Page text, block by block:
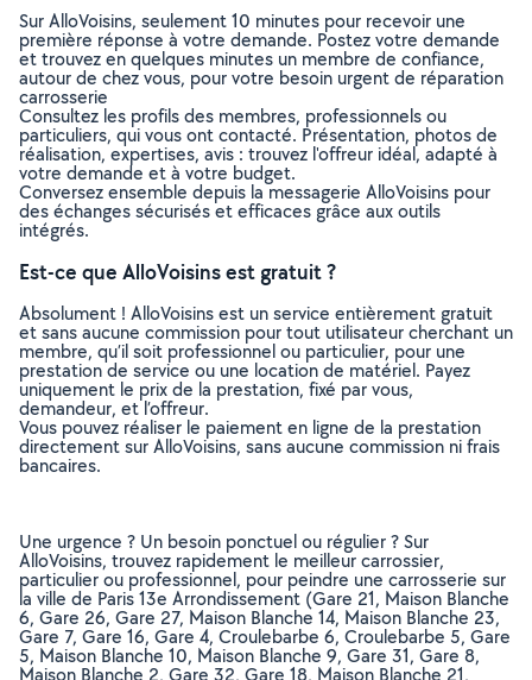
Sur AlloVoisins, seulement 10 minutes pour recevoir une
première réponse à votre demande. Postez votre demande
et trouvez en quelques minutes un membre de confiance,
autour de chez vous, pour votre besoin urgent de réparation
carrosserie
Consultez les profils des membres, professionnels ou
particuliers, qui vous ont contacté. Présentation, photos de
réalisation, expertises, avis : trouvez l'offreur idéal, adapté à
votre demande et à votre budget.
Conversez ensemble depuis la messagerie AlloVoisins pour
des échanges sécurisés et efficaces grâce aux outils
intégrés.
Est-ce que AlloVoisins est gratuit ?
Absolument ! AlloVoisins est un service entièrement gratuit
et sans aucune commission pour tout utilisateur cherchant un
membre, qu’il soit professionnel ou particulier, pour une
prestation de service ou une location de matériel. Payez
uniquement le prix de la prestation, fixé par vous,
demandeur, et l’offreur.
Vous pouvez réaliser le paiement en ligne de la prestation
directement sur AlloVoisins, sans aucune commission ni frais
bancaires.
Une urgence ? Un besoin ponctuel ou régulier ? Sur
AlloVoisins, trouvez rapidement le meilleur carrossier,
particulier ou professionnel, pour peindre une carrosserie sur
la ville de Paris 13e Arrondissement (Gare 21, Maison Blanche
6, Gare 26, Gare 27, Maison Blanche 14, Maison Blanche 23,
Gare 7, Gare 16, Gare 4, Croulebarbe 6, Croulebarbe 5, Gare
5, Maison Blanche 10, Maison Blanche 9, Gare 31, Gare 8,
Maison Blanche 2, Gare 32, Gare 18, Maison Blanche 21,